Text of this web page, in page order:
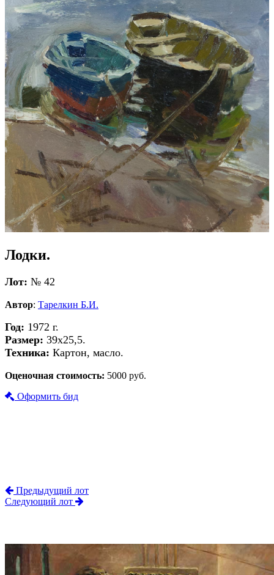
Лодки.
Лот: № 42
Автор: Тарелкин Б.И.
Год: 1972 г.
Размер: 39х25,5.
Техника: Картон, масло.
Оценочная стоимость: 5000 руб.
Оформить бид
Предыдущий лот
Следующий лот